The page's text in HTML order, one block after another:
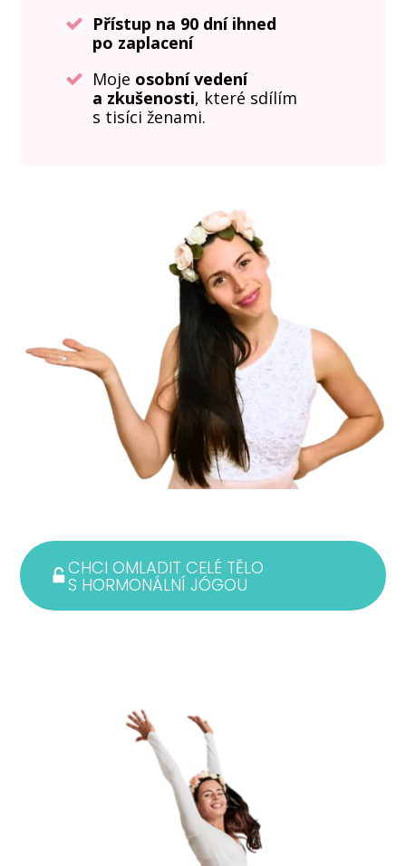
Přístup na 90 dní ihned
po zaplacení
Moje osobní vedení
a zkušenosti, které sdílím
s tisíci ženami.
CHCI OMLADIT CELÉ TĚLO
S HORMONÁLNÍ JÓGOU